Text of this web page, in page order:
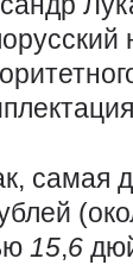
самая
15,6